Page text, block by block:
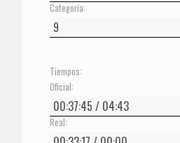
Categoría:
Tiempos:
Oficial:
Real: